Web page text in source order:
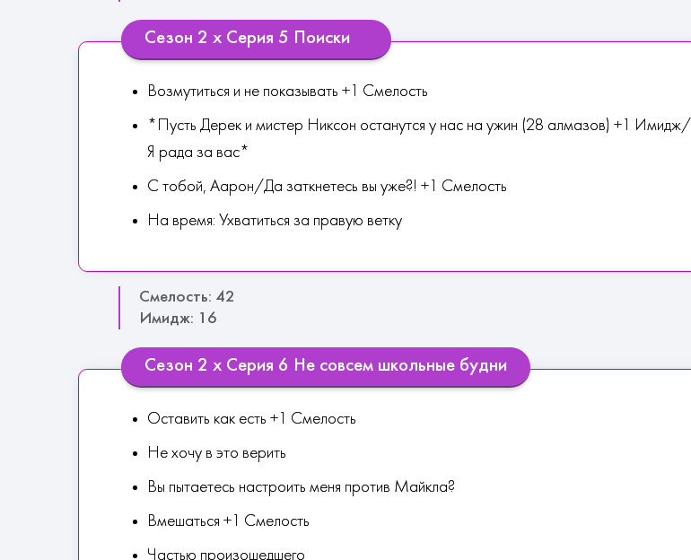
Сезон 2 х Серия 5 Поиски
Возмутиться и не показывать +1 Смелость
*Пусть Дерек и мистер Никсон останутся у нас на ужин (28 алмазов) +1 Имидж/
Я рада за вас*
С тобой, Аарон/Да заткнетесь вы уже?! +1 Смелость
На время: Ухватиться за правую ветку
Смелость: 42
Имидж: 16
Сезон 2 х Серия 6 Не совсем школьные будни
Оставить как есть +1 Смелость
Не хочу в это верить
Вы пытаетесь настроить меня против Майкла?
Вмешаться +1 Смелость
Частью произошедшего